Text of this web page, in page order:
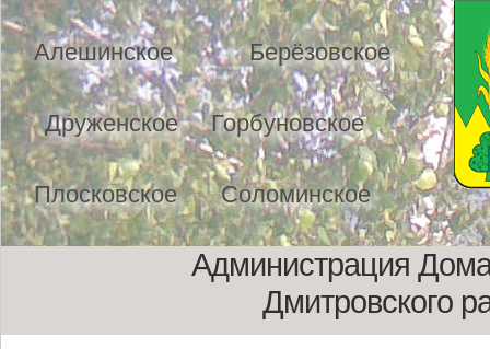
Алешинское Берёзовское
Друженское Горбуновское
Плосковское Соломинское
Администрация
Дмитровского